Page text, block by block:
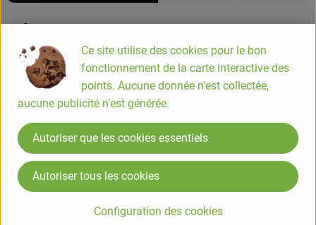
Info
Pain de mie complet sans sucres ajoutés 280g
Pain de mie bio petites tranches complet et sans sucres
ajoutés.
COMPOSITION
Farine complète de BLE*/** 62%, eau, levain* 8.3% (eau,
farine de SEIGLE*, levures), huile de tournesol*, GLUTEN de
BLE*, levure, farine de BLE*/** 1.3%, arôme naturel
Ce site utilise des cookies pour le bon
fonctionnement de la carte interactive des
points. Aucune donnée n'est collectée,
aucune publicité n’est générée.
Configuration des cookies
Autoriser que les cookies essentiels
Autoriser tous les cookies